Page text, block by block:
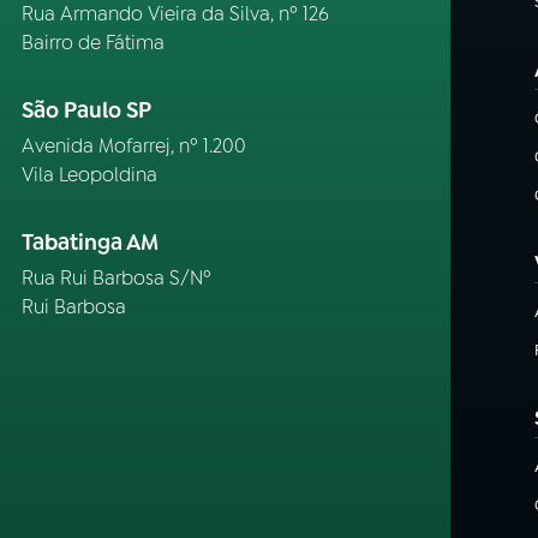
Rua Armando Vieira da Silva, nº 126
Bairro de Fátima
São Paulo SP
Avenida Mofarrej, nº 1.200
Vila Leopoldina
Tabatinga AM
Rua Rui Barbosa S/Nº
Rui Barbosa